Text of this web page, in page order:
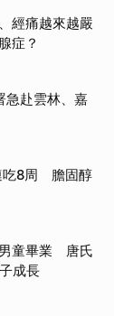
經痛越來越嚴
症？
急赴雲林、嘉
吃8周 膽固醇
童畢業 唐氏
成長